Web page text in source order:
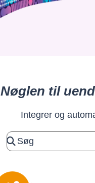
Nøglen til
Integrer og